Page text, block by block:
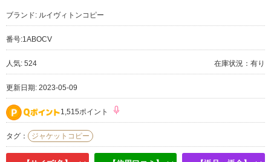
ブランド: ルイヴィトンコピー
番号:1ABOCV
人気: 524 在庫状況：有り
更新日期: 2023-05-09
1,515ポイント
タグ： ジャケットコピー